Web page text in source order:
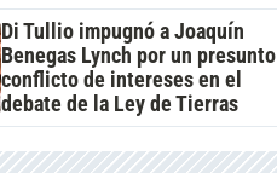
Di Tullio impugnó a Joaquín
Benegas Lynch por un presunto
conflicto de intereses en el
debate de la Ley de Tierras